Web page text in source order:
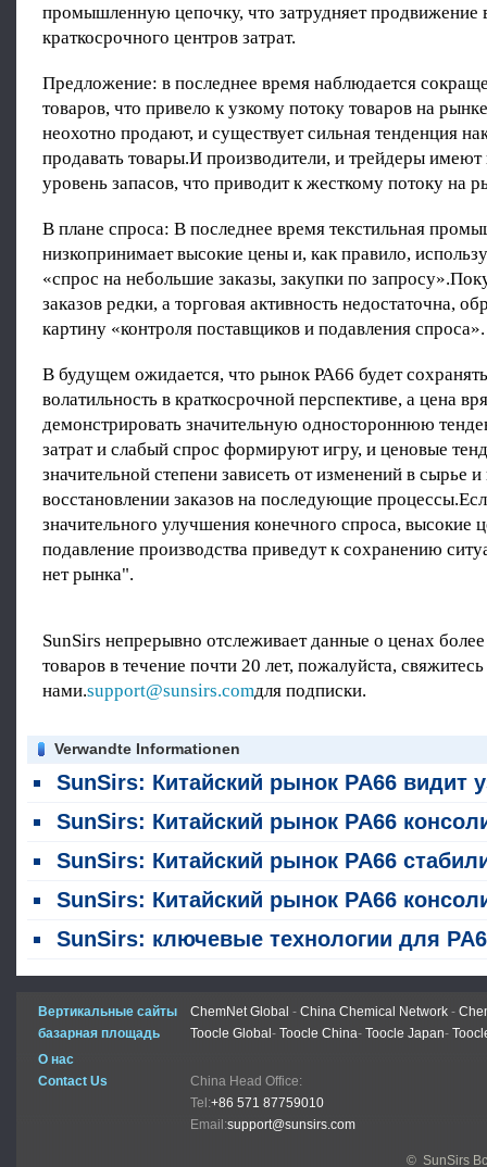
промышленную цепочку, что затрудняет продвижение
краткосрочного центров затрат.
Предложение: в последнее время наблюдается
товаров, что привело к узкому потоку товаров на
неохотно продают, и существует сильная тенденция
продавать товары.И производители, и трейдеры
уровень запасов, что приводит к жесткому потоку на
В плане спроса: В последнее время текстильная
низкопринимает высокие цены и, как правило,
«спрос на небольшие заказы, закупки по
заказов редки, а торговая активность недостаточна,
картину «контроля поставщиков и подавления спроса».
В будущем ожидается, что рынок PA66 будет
волатильность в краткосрочной перспективе, а цена
демонстрировать значительную одностороннюю
затрат и слабый спрос формируют игру, и ценовые
значительной степени зависеть от изменений в сырье и
восстановлении заказов на последующие
значительного улучшения конечного спроса, высокие
подавление производства приведут к сохранению
нет рынка".
SunSirs непрерывно отслеживает данные о ценах
товаров в течение почти 20 лет, пожалуйста, свяжитесь
нами.support@sunsirs.comдля подписки.
Verwandte Informationen
SunSirs: Китайский рынок PA66 видит узкую консолидацию в
SunSirs: Китайский рынок PA66 консолидируется в последнее
SunSirs: Китайский рынок PA66 стабилизируется и немного восстанавливается в последнее
SunSirs: Китайский рынок PA66 консолидировался в последние
SunSirs: ключевые технологии для PA66 завоевали вторую премию в Национальной премии Китая за прогресс в области науки и
Вертикальные сайты ChemNet Global - China Chemical Network -
базарная площадь
Toocle Global- Toocle China- Toocle Japan-
О нас
Contact Us
China Head Office:
Tel:+86 571 87759010
Email:support@sunsirs.com
© SunSirs